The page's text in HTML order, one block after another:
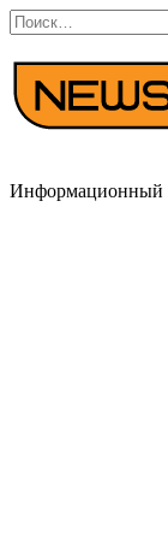
Перейти
к
содержанию
Search
for:
Информационный